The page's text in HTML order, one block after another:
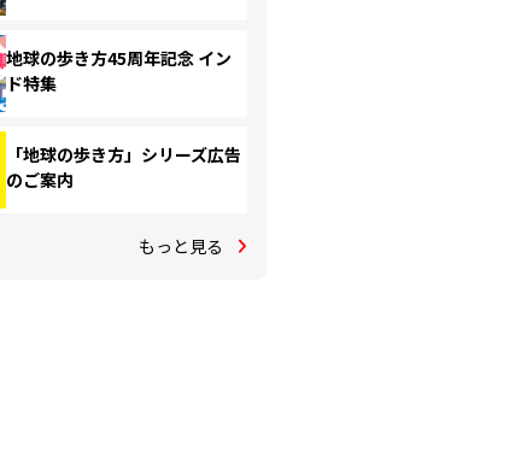
地球の歩き方45周年記念 イン
ド特集
「地球の歩き方」シリーズ広告
のご案内
もっと見る